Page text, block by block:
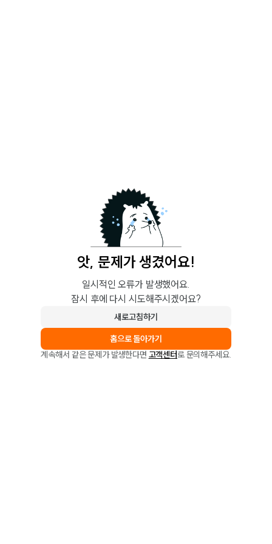
앗, 문제가 생겼어요!
일시적인 오류가 발생했어요.
잠시 후에 다시 시도해주시겠어요?
새로고침하기
홈으로 돌아가기
계속해서 같은 문제가 발생한다면 고객센터로 문의해주세요.